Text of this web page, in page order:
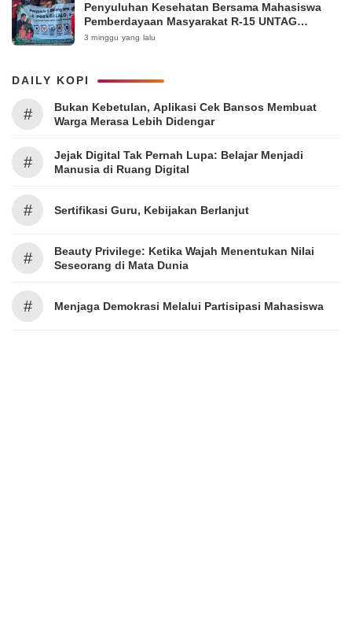
Penyuluhan Kesehatan Bersama Mahasiswa
Pemberdayaan Masyarakat R-15 UNTAG
Surabaya 2026
3 minggu yang lalu
DAILY KOPI
#
Bukan Kebetulan, Aplikasi Cek Bansos Membuat
Warga Merasa Lebih Didengar
#
Jejak Digital Tak Pernah Lupa: Belajar Menjadi
Manusia di Ruang Digital
# Sertifikasi Guru, Kebijakan Berlanjut
#
Beauty Privilege: Ketika Wajah Menentukan Nilai
Seseorang di Mata Dunia
# Menjaga Demokrasi Melalui Partisipasi Mahasiswa